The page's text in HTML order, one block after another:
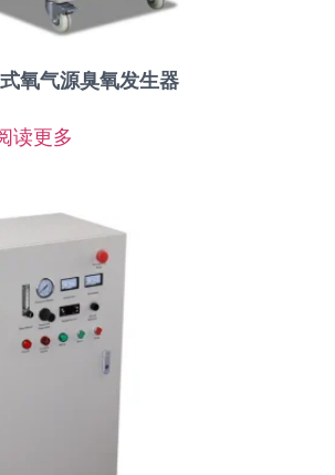
氧气源臭氧发生器
读更多